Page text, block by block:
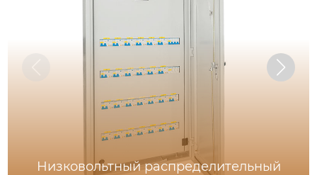
Низковольтный распределительный